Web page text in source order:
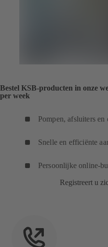
Bestel KSB-producten in onze
per week
Pompen, afsluiters en
Snelle en efficiënte
Persoonlijke online-
Registreert u